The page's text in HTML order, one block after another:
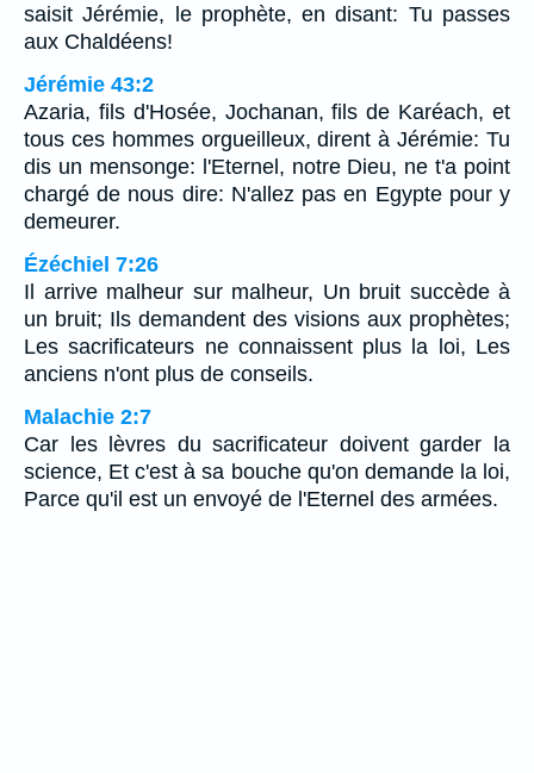
saisit Jérémie, le prophète, en disant: Tu passes
aux Chaldéens!
Jérémie 43:2
Azaria, fils d'Hosée, Jochanan, fils de Karéach, et
tous ces hommes orgueilleux, dirent à Jérémie: Tu
dis un mensonge: l'Eternel, notre Dieu, ne t'a point
chargé de nous dire: N'allez pas en Egypte pour y
demeurer.
Ézéchiel 7:26
Il arrive malheur sur malheur, Un bruit succède à
un bruit; Ils demandent des visions aux prophètes;
Les sacrificateurs ne connaissent plus la loi, Les
anciens n'ont plus de conseils.
Malachie 2:7
Car les lèvres du sacrificateur doivent garder la
science, Et c'est à sa bouche qu'on demande la loi,
Parce qu'il est un envoyé de l'Eternel des armées.